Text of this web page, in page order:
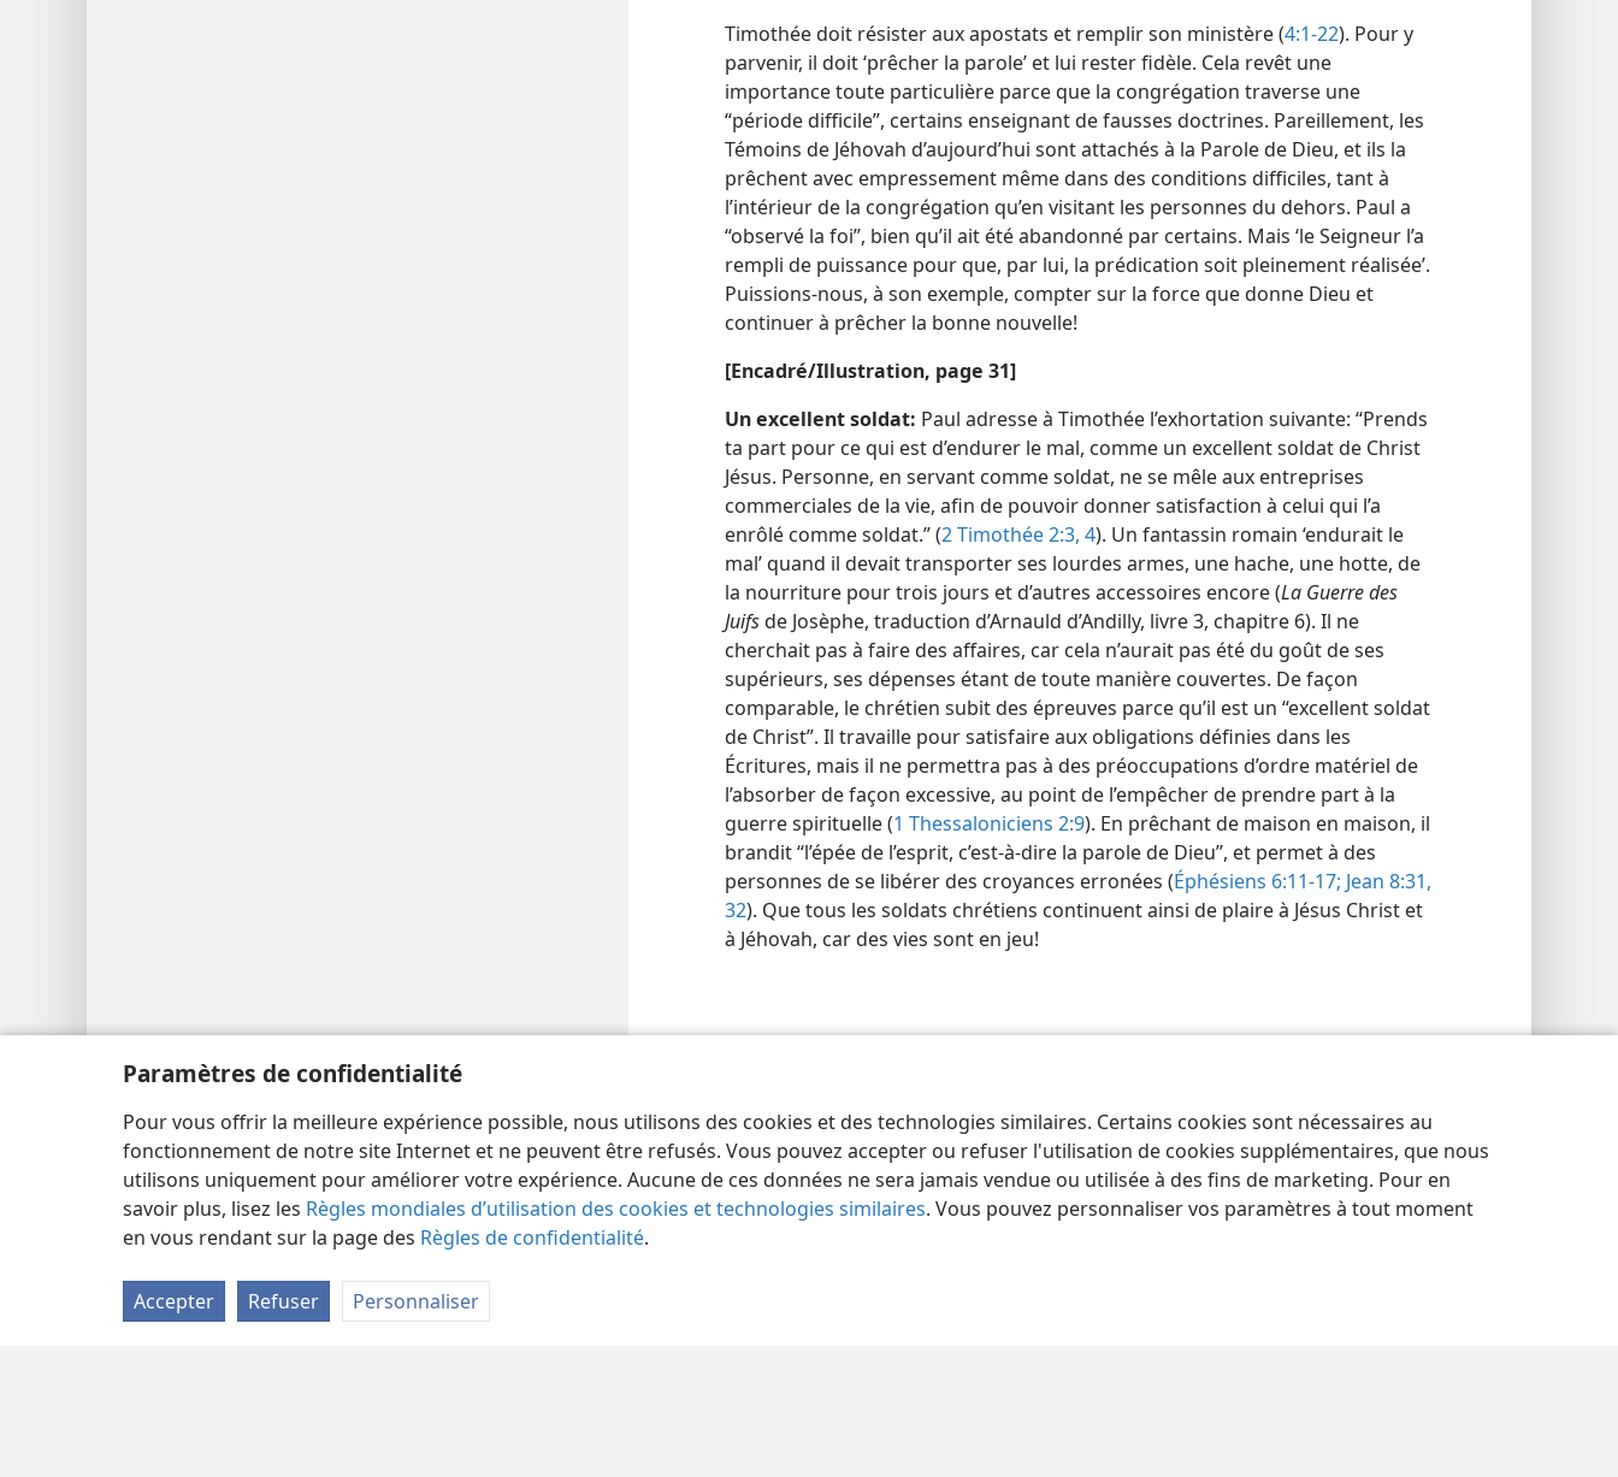
Paramètres de confidentialité
Pour vous offrir la meilleure expérience possible, nous utilisons des cookies et des technologies similaires. Certains cookies sont nécessaires au
fonctionnement de notre site Internet et ne peuvent être refusés. Vous pouvez accepter ou refuser l'utilisation de cookies supplémentaires, que nous
utilisons uniquement pour améliorer votre expérience. Aucune de ces données ne sera jamais vendue ou utilisée à des fins de marketing. Pour en
savoir plus, lisez les Règles mondiales d’utilisation des cookies et technologies similaires. Vous pouvez personnaliser vos paramètres à tout moment
en vous rendant sur la page des Règles de confidentialité.
Accepter Refuser Personnaliser
Timothée doit résister aux apostats et remplir son ministère (4:1-22). Pour y
parvenir, il doit ‘prêcher la parole’ et lui rester fidèle. Cela revêt une
importance toute particulière parce que la congrégation traverse une
“période difficile”, certains enseignant de fausses doctrines. Pareillement, les
Témoins de Jéhovah d’aujourd’hui sont attachés à la Parole de Dieu, et ils la
prêchent avec empressement même dans des conditions difficiles, tant à
l’intérieur de la congrégation qu’en visitant les personnes du dehors. Paul a
“observé la foi”, bien qu’il ait été abandonné par certains. Mais ‘le Seigneur l’a
rempli de puissance pour que, par lui, la prédication soit pleinement réalisée’.
Puissions-​nous, à son exemple, compter sur la force que donne Dieu et
continuer à prêcher la bonne nouvelle!
[Encadré/Illustration, page 31]
Un excellent soldat: Paul adresse à Timothée l’exhortation suivante: “Prends
ta part pour ce qui est d’endurer le mal, comme un excellent soldat de Christ
Jésus. Personne, en servant comme soldat, ne se mêle aux entreprises
commerciales de la vie, afin de pouvoir donner satisfaction à celui qui l’a
enrôlé comme soldat.” (2 Timothée 2:3, 4). Un fantassin romain ‘endurait le
mal’ quand il devait transporter ses lourdes armes, une hache, une hotte, de
la nourriture pour trois jours et d’autres accessoires encore (La Guerre des
Juifsde Josèphe, traduction d’Arnauld d’Andilly, livre 3, chapitre 6). Il ne
cherchait pas à faire des affaires, car cela n’aurait pas été du goût de ses
supérieurs, ses dépenses étant de toute manière couvertes. De façon
comparable, le chrétien subit des épreuves parce qu’il est un “excellent soldat
de Christ”. Il travaille pour satisfaire aux obligations définies dans les
Écritures, mais il ne permettra pas à des préoccupations d’ordre matériel de
l’absorber de façon excessive, au point de l’empêcher de prendre part à la
guerre spirituelle (1 Thessaloniciens 2:9). En prêchant de maison en maison, il
brandit “l’épée de l’esprit, c’est-à-dire la parole de Dieu”, et permet à des
personnes de se libérer des croyances erronées (Éphésiens 6:11-17; Jean 8:31,
32). Que tous les soldats chrétiens continuent ainsi de plaire à Jésus Christ et
à Jéhovah, car des vies sont en jeu!